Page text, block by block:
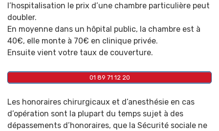
l’hospitalisation le prix d’une chambre particulière peut
doubler.
En moyenne dans un hôpital public, la chambre est à
40€, elle monte à 70€ en clinique privée.
Ensuite vient votre taux de couverture.
01 89 71 12 20
Les honoraires chirurgicaux et d’anesthésie en cas
d’opération sont la plupart du temps sujet à des
dépassements d’honoraires, que la Sécurité sociale ne